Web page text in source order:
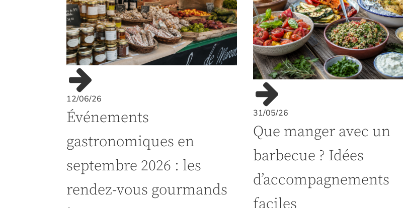
12/06/26
Événements
gastronomiques en
septembre 2026 : les
rendez-vous gourmands
31/05/26
Que manger avec un
barbecue ? Idées
d’accompagnements
faciles